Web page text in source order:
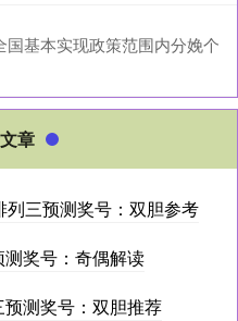
基本实现政策范围内分娩个
章
三预测奖号：双胆参考
奖号：奇偶解读
测奖号：双胆推荐